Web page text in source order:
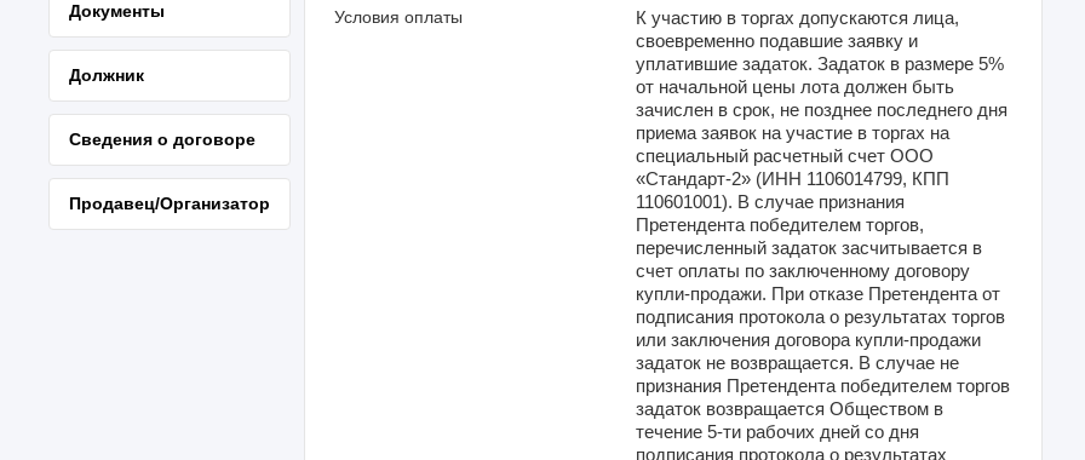
Документы
Должник
Сведения о договоре
Продавец/Организатор
Условия оплаты
К участию в торгах допускаются лица,
своевременно подавшие заявку и
уплатившие задаток. Задаток в размере 5%
от начальной цены лота должен быть
зачислен в срок, не позднее последнего дня
приема заявок на участие в торгах на
специальный расчетный счет ООО
«Стандарт-2» (ИНН 1106014799, КПП
110601001). В случае признания
Претендента победителем торгов,
перечисленный задаток засчитывается в
счет оплаты по заключенному договору
купли-продажи. При отказе Претендента от
подписания протокола о результатах торгов
или заключения договора купли-продажи
задаток не возвращается. В случае не
признания Претендента победителем торгов
задаток возвращается Обществом в
течение 5-ти рабочих дней со дня
подписания протокола о результатах